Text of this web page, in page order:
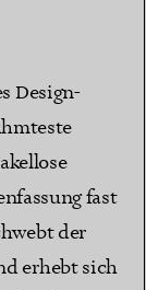
Design-
fast
der
erhebt sich